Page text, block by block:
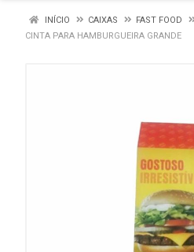
INÍCIO CAIXAS
FAST FOOD
CINTA PARA HAMBURGUEIRA GRANDE